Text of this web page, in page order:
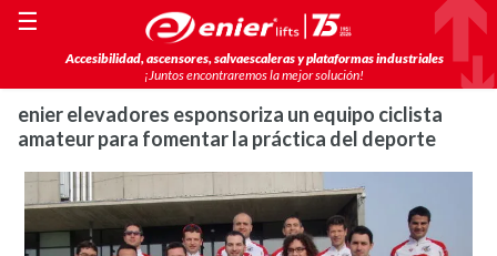
Accesibilidad, ascensores, salvaescaleras y plataformas industriales
¡Juntos encontraremos la mejor solución!
☰
enier elevadores esponsoriza un equipo ciclista
amateur para fomentar la práctica del deporte